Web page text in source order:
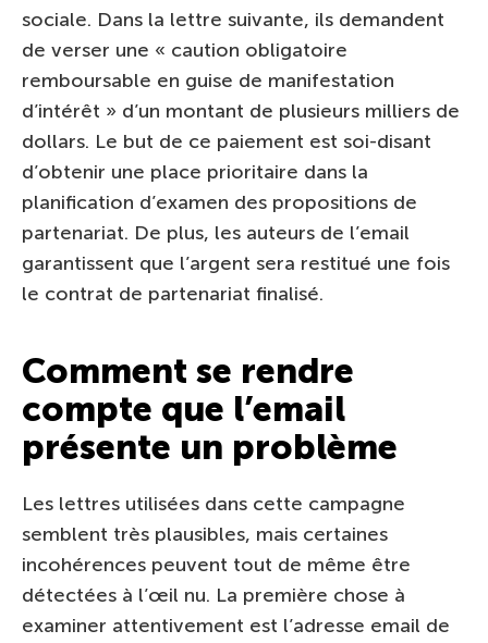
sociale. Dans la lettre suivante, ils demandent
de verser une « caution obligatoire
remboursable en guise de manifestation
d’intérêt » d’un montant de plusieurs milliers de
dollars. Le but de ce paiement est soi-disant
d’obtenir une place prioritaire dans la
planification d’examen des propositions de
partenariat. De plus, les auteurs de l’email
garantissent que l’argent sera restitué une fois
le contrat de partenariat finalisé.
Comment se rendre
compte que l’email
présente un problème
Les lettres utilisées dans cette campagne
semblent très plausibles, mais certaines
incohérences peuvent tout de même être
détectées à l’œil nu. La première chose à
examiner attentivement est l’adresse email de